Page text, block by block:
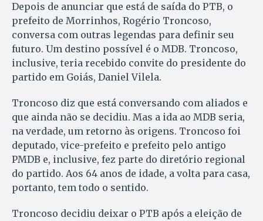
Depois de anunciar que está de saída do PTB, o
prefeito de Morrinhos, Rogério Troncoso,
conversa com outras legendas para definir seu
futuro. Um destino possível é o MDB. Troncoso,
inclusive, teria recebido convite do presidente do
partido em Goiás, Daniel Vilela.
Troncoso diz que está conversando com aliados e
que ainda não se decidiu. Mas a ida ao MDB seria,
na verdade, um retorno às origens. Troncoso foi
deputado, vice-prefeito e prefeito pelo antigo
PMDB e, inclusive, fez parte do diretório regional
do partido. Aos 64 anos de idade, a volta para casa,
portanto, tem todo o sentido.
Troncoso decidiu deixar o PTB após a eleição de